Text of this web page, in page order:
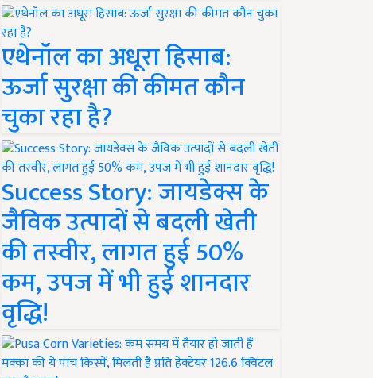
एथेनॉल का अधूरा हिसाब:
ऊर्जा सुरक्षा की कीमत कौन
चुका रहा है?
Success Story: जायडेक्स के
जैविक उत्पादों से बदली खेती
की तस्वीर, लागत हुई 50%
कम, उपज में भी हुई शानदार
वृद्धि!